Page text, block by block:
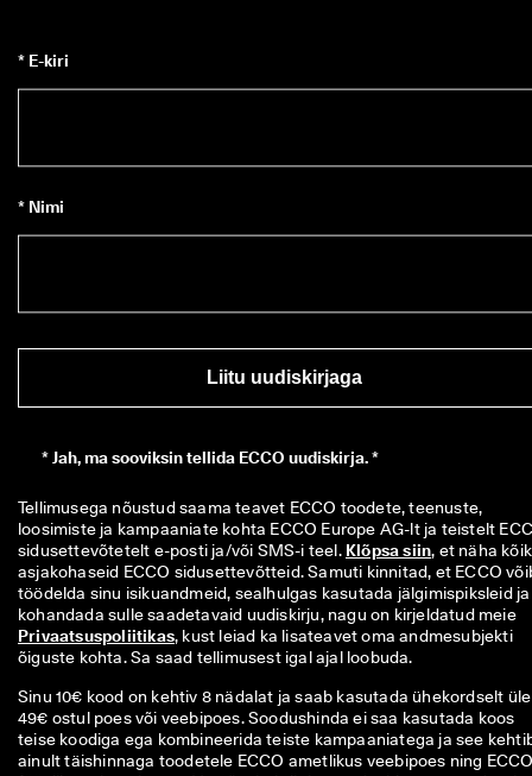
* E-kiri
* Nimi
Liitu uudiskirjaga
*Jah, ma sooviksin tellida ECCO uudiskirja. *
Tellimusega nõustud saama teavet ECCO toodete, teenuste,
loosimiste ja kampaaniate kohta ECCO Europe AG-lt ja teistelt
sidusettevõtetelt e-posti ja/või SMS-i teel. Klõpsa siin, et näha
asjakohaseid ECCO sidusettevõtteid. Samuti kinnitad, et ECCO
töödelda sinu isikuandmeid, sealhulgas kasutada jälgimispiksleid ja
kohandada sulle saadetavaid uudiskirju, nagu on kirjeldatud meie
Privaatsuspoliitikas, kust leiad ka lisateavet oma andmesubjekti
õiguste kohta. Sa saad tellimusest igal ajal loobuda.
Sinu 10€ kood on kehtiv 8 nädalat ja saab kasutada ühekordselt üle
49€ ostul poes või veebipoes. Soodushinda ei saa kasutada koos
teise koodiga ega kombineerida teiste kampaaniatega ja see
ainult täishinnaga toodetele ECCO ametlikus veebipoes ning